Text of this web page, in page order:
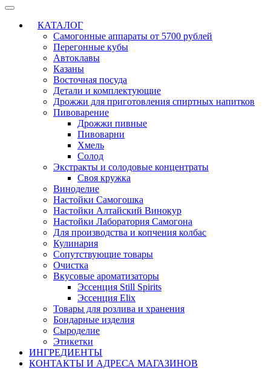
КАТАЛОГ
Самогонные аппараты от 5700 рублей
Перегонные кубы
Автоклавы
Казаны
Восточная посуда
Детали и комплектующие
Дрожжи для приготовления спиртных напитков
Пивоварение
Дрожжи пивные
Пивоварни
Хмель
Солод
Экстракты и солодовые концентраты
Своя кружка
Виноделие
Настойки Самогошка
Настойки Алтайский Винокур
Настойки Лаборатория Самогона
Для производства и копчения колбас
Кулинария
Сопутствующие товары
Очистка
Вкусовые ароматизаторы
Эссенция Still Spirits
Эссенция Elix
Товары для розлива и хранения
Бондарные изделия
Cыроделие
Этикетки
ИНГРЕДИЕНТЫ
КОНТАКТЫ И АДРЕСА МАГАЗИНОВ